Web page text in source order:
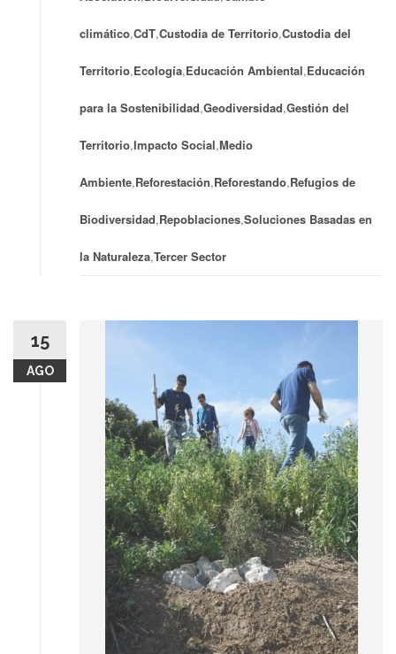
climático,CdT,Custodia de Territorio,Custodia del
Territorio,Ecología,Educación Ambiental,Educación
para la Sostenibilidad,Geodiversidad,Gestión del
Territorio,Impacto Social,Medio
Ambiente,Reforestación,Reforestando,Refugios de
Biodiversidad,Repoblaciones,Soluciones Basadas en
la Naturaleza,Tercer Sector
15
AGO